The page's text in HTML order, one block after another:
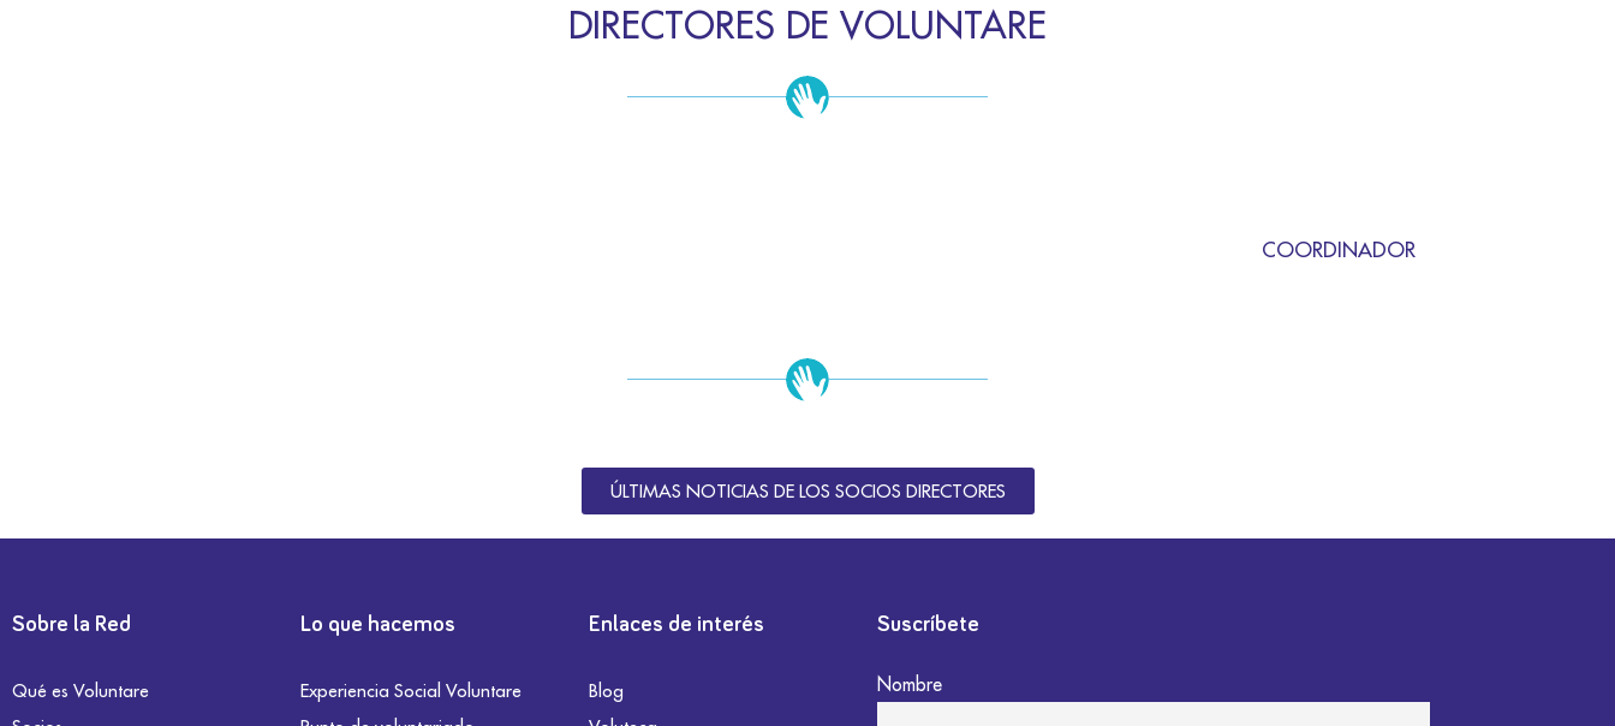
DIRECTORES DE VOLUNTARE
COORDINADOR
ÚLTIMAS NOTICIAS DE LOS SOCIOS DIRECTORES
Sobre la Red
Qué es Voluntare
Lo que hacemos
Experiencia Social Voluntare
Enlaces de interés
Blog
Suscríbete
Nombre